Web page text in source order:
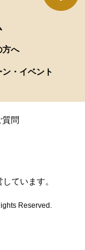
方へ
・イベント
質問
ドウで開きます。
ています。
Reserved.